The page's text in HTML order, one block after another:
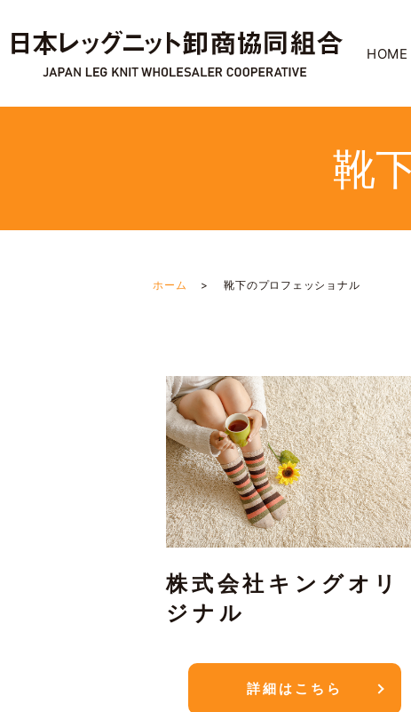
HOME
靴
ホーム 靴下のプロフェッショナル
株式会社キングオリ
ジナル
詳細はこちら